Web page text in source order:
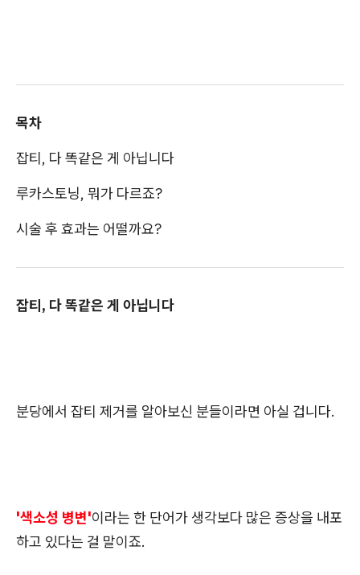
목차
잡티, 다 똑같은 게 아닙니다
루카스토닝, 뭐가 다르죠?
시술 후 효과는 어떨까요?
잡티, 다 똑같은 게 아닙니다
분당에서 잡티 제거를 알아보신 분들이라면 아실 겁니다.
'색소성 병변'이라는 한 단어가 생각보다 많은 증상을 내포
하고 있다는 걸 말이죠.